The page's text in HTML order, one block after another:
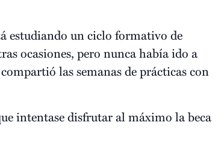
estudiando un ciclo formativo de
ocasiones, pero nunca había ido a
las semanas de prácticas con
intentase disfrutar al máximo la beca